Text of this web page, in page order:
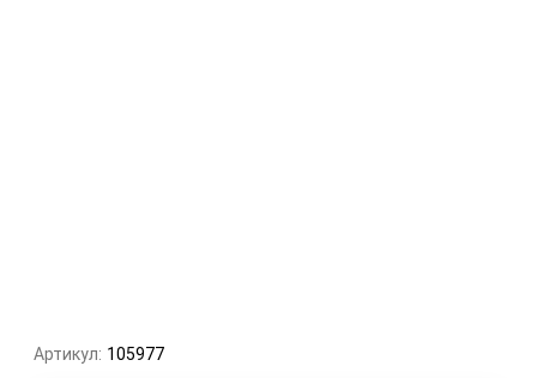
Артикул: 105977